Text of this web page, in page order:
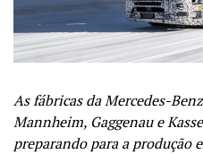
As fábricas da Mercedes-
Mannheim, Gaggenau e
preparando para a produção